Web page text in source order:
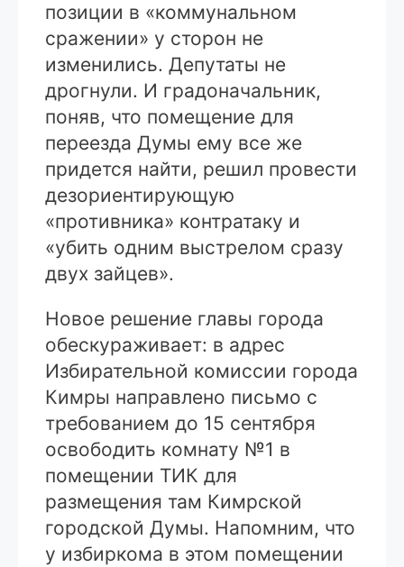
позиции в «коммунальном
сражении» у сторон не
изменились. Депутаты не
дрогнули. И градоначальник,
поняв, что помещение для
переезда Думы ему все же
придется найти, решил провести
дезориентирующую
«противника» контратаку и
«убить одним выстрелом сразу
двух зайцев».
Новое решение главы города
обескураживает: в адрес
Избирательной комиссии города
Кимры направлено письмо с
требованием до 15 сентября
освободить комнату №1 в
помещении ТИК для
размещения там Кимрской
городской Думы. Напомним, что
у избиркома в этом помещении